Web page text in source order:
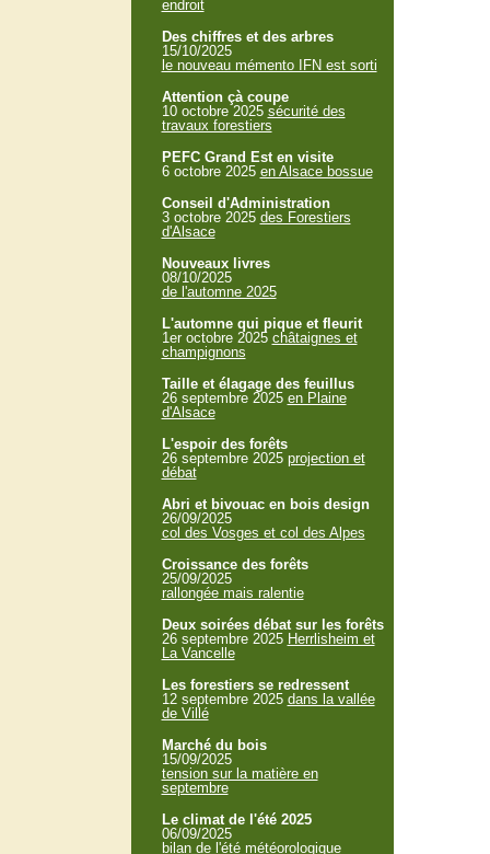
endroit
Des chiffres et des arbres
15/10/2025
le nouveau mémento IFN est sorti
Attention çà coupe
10 octobre 2025 sécurité des
travaux forestiers
PEFC Grand Est en visite
6 octobre 2025 en Alsace bossue
Conseil d'Administration
3 octobre 2025 des Forestiers
d'Alsace
Nouveaux livres
08/10/2025
de l'automne 2025
L'automne qui pique et fleurit
1er octobre 2025 châtaignes et
champignons
Taille et élagage des feuillus
26 septembre 2025 en Plaine
d'Alsace
L'espoir des forêts
26 septembre 2025 projection et
débat
Abri et bivouac en bois design
26/09/2025
col des Vosges et col des Alpes
Croissance des forêts
25/09/2025
rallongée mais ralentie
Deux soirées débat sur les forêts
26 septembre 2025 Herrlisheim et
La Vancelle
Les forestiers se redressent
12 septembre 2025 dans la vallée
de Villé
Marché du bois
15/09/2025
tension sur la matière en
septembre
Le climat de l'été 2025
06/09/2025
bilan de l'été météorologique